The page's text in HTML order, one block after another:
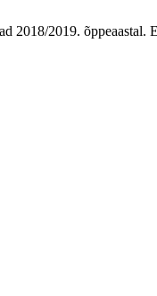
2018/2019.